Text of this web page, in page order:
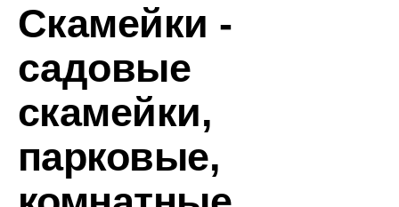
Скамейки -
садовые
скамейки,
парковые,